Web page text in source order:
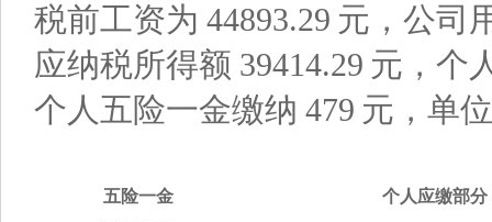
税前工资为 44893.29 元，公司
应纳税所得额 39414.29 元，个
个人五险一金缴纳 479 元，单
五险一金 个人应缴部分